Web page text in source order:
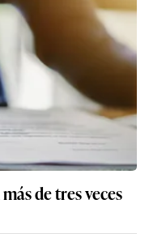
de tres veces